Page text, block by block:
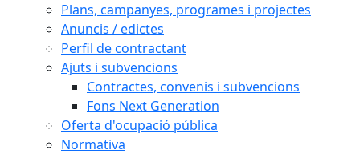
Plans, campanyes, programes i projectes
Anuncis / edictes
Perfil de contractant
Ajuts i subvencions
Contractes, convenis i subvencions
Fons Next Generation
Oferta d'ocupació pública
Normativa